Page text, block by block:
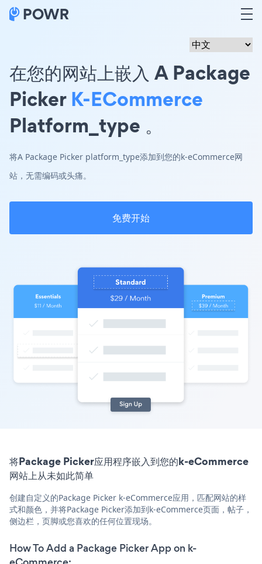
在您的网站上嵌入 A Package
PickerK-ECommerce
Platform_type 。
将A Package Picker platform_type添加到您的k-eCommerce网
站，无需编码或头痛。
免费开始
将Package Picker应用程序嵌入到您的k-eCommerce
网站上从未如此简单
创建自定义的Package Picker k-eCommerce应用，匹配网站的样
式和颜色，并将Package Picker添加到k-eCommerce页面，帖子，
侧边栏，页脚或您喜欢的任何位置现场。
How To Add a Package Picker App on k-